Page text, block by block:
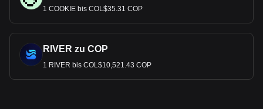
1 COOKIE bis COL$35.31 COP
RIVER zu COP
1 RIVER bis COL$10,521.43 COP